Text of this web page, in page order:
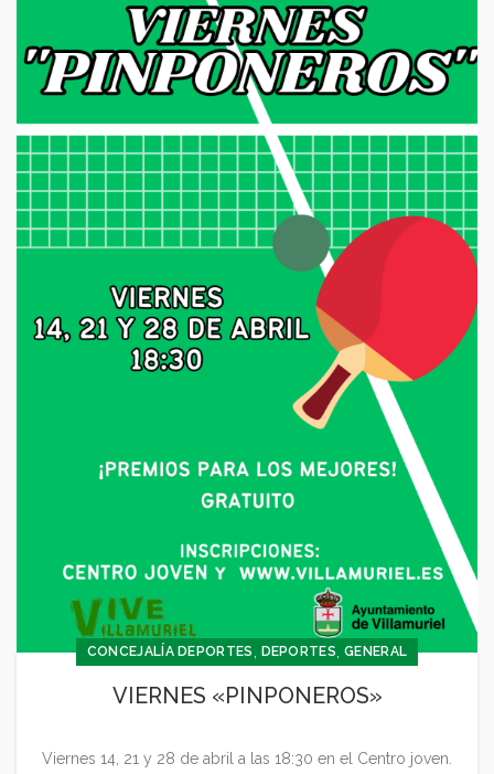
CONCEJALÍA DEPORTES , DEPORTES, GENERAL
VIERNES «PINPONEROS»
Viernes 14, 21 y 28 de abril a las 18:30 en el Centro joven.